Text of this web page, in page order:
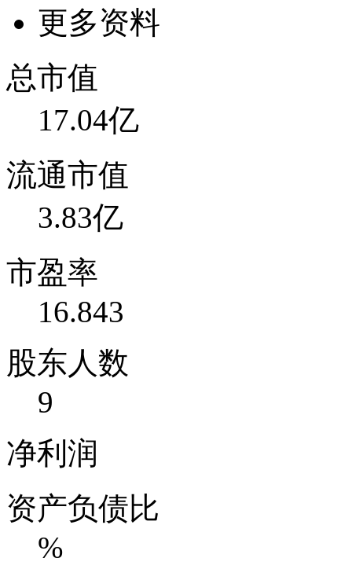
更多资料
总市值
17.04亿
流通市值
3.83亿
市盈率
16.843
股东人数
9
净利润
资产负债比
%